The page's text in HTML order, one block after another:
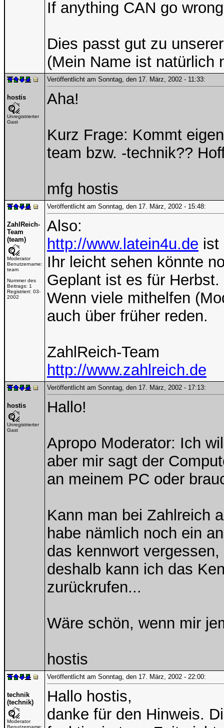
If anything CAN go
Dies passt gut zu
(Mein Name ist natürlich
hostis
Unregistrierter
Gast
Veröffentlicht am Sonntag, den 17. März, 2002 - 11:33:
Aha!
Kurz Frage: Kommt
team bzw. -technik??
mfg hostis
ZahlReich-
Team
(team)
Moderator
Benutzername:
team
Nummer des
Beitrags: 1
Registriert: 03-
2002
Veröffentlicht am Sonntag, den 17. März, 2002 - 15:48:
Also:
http://www.latein4u.de ist
Ihr leicht sehen könnte
Geplant ist es für Herbst.
Wenn viele mithelfen
auch über früher reden.
ZahlReich-Team
http://www.zahlreich.de
hostis
Unregistrierter
Gast
Veröffentlicht am Sonntag, den 17. März, 2002 - 17:13:
Hallo!
Apropo Moderator: Ich
aber mir sagt der
an meinem PC oder
Kann man bei Zahlreich
habe nämlich noch ein
das kennwort
deshalb kann ich das
zurückrufen...
Wäre schön, wenn mir
hostis
technik
(technik)
Moderator
Benutzername:
Veröffentlicht am Sonntag, den 17. März, 2002 - 22:00:
Hallo hostis,
danke für den Hinweis.